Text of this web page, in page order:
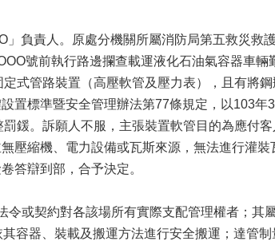
」負責人。原處分機關所屬消防局第五救災救
號前執行路邊攔查載運液化石油氣容器車
式管路裝置（高壓軟管及壓力表），且有將
置標準暨安全管理辦法第77條規定，以103年
鍰。訴願人不服，主張裝置軟管目的為應付
壓縮機、電力設備或瓦斯來源，無法進行灌裝
答辯到部，合予決定。
或契約對各該場所有實際支配管理權者；其
容器、裝載及搬運方法進行安全搬運；達管